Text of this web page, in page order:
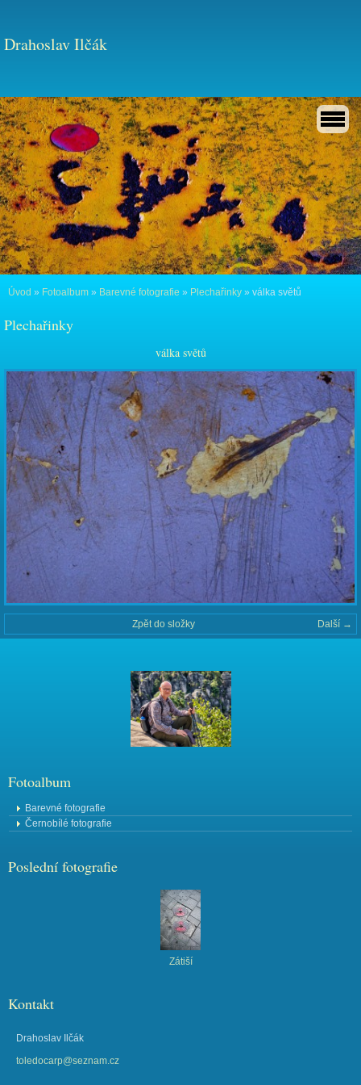
Drahoslav Ilčák
Úvod » Fotoalbum » Barevné fotografie » Plechařinky » válka světů
Plechařinky
válka světů
Další →
Zpět do složky
Fotoalbum
Barevné fotografie
Černobílé fotografie
Poslední fotografie
Zátiší
Kontakt
Drahoslav Ilčák
toledocarp@seznam.cz